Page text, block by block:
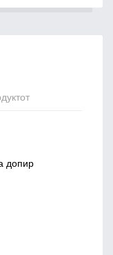
допир